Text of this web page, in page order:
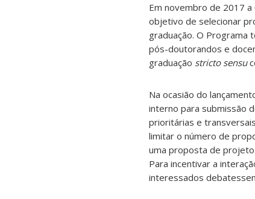
Em novembro de 2017 a
objetivo de selecionar
graduação. O Programa
pós-doutorandos e
graduação stricto sensu
Na ocasião do
interno para submissão
prioritárias e
limitar o número de
uma proposta de
Para incentivar a
interessados